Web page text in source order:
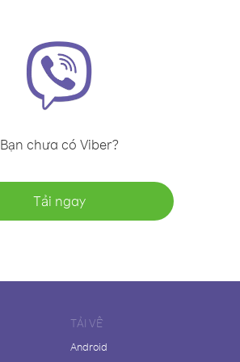
Bạn chưa có Viber?
Tải ngay
TẢI VỀ
Android